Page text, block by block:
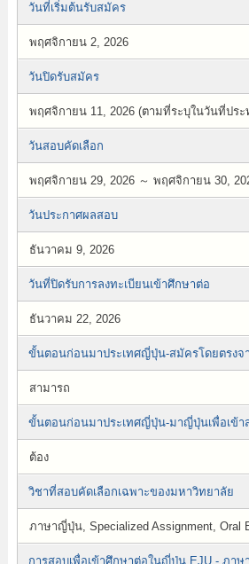
วันที่เริ่มต้นรับสมัคร
พฤศจิกายน 2, 2026
วันปิดรับสมัคร
พฤศจิกายน 11, 2026 (ตามที่ระบุในวันที่ประ
วันสอบคัดเลือก
พฤศจิกายน 29, 2026 ～ พฤศจิกายน 30,
วันประกาศผลสอบ
ธันวาคม 9, 2026
วันที่ปิดรับการลงทะเบียนเข้าศึกษาต่อ
ธันวาคม 22, 2026
ขั้นตอนก่อนมาประเทศญี่ปุ่น-สมัครโดยตรงจ
สามารถ
ขั้นตอนก่อนมาประเทศญี่ปุ่น-มาญี่ปุ่นเพื่อเข้า
ต้อง
วิชาที่สอบคัดเลือกเฉพาะของมหาวิทยาลัย
ภาษาญี่ปุ่น, Specialized Assignment, Oral
การสอบเพื่อเข้าศึกษาต่อในญี่ปุ่น EJU - ภา